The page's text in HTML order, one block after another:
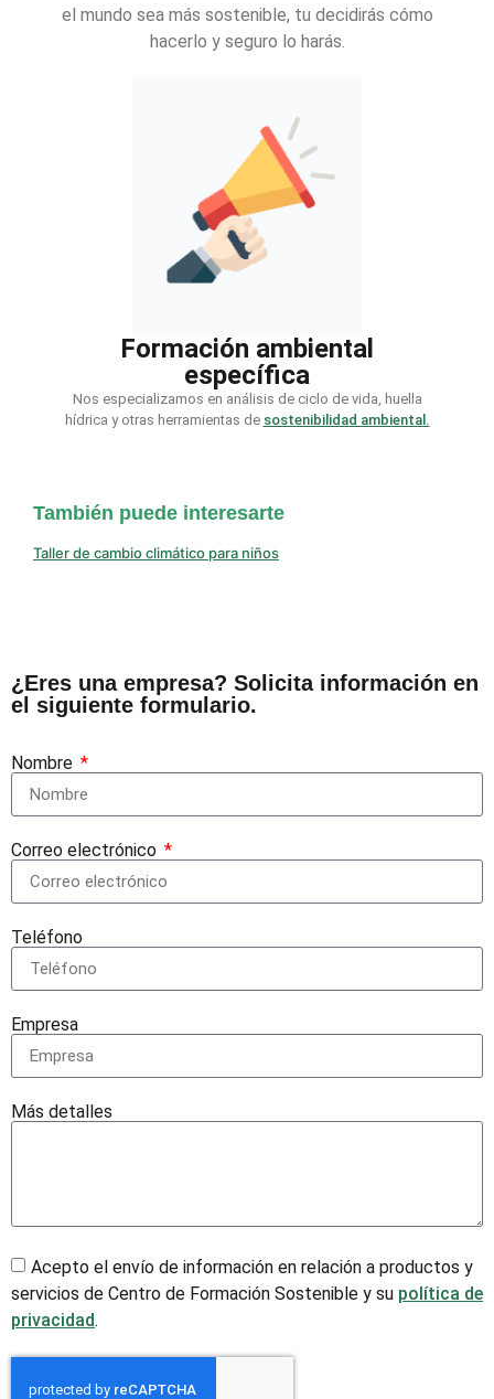
el mundo sea más sostenible, tu decidirás cómo
hacerlo y seguro lo harás.
Formación ambiental
específica
Nos especializamos en análisis de ciclo de vida, huella
hídrica y otras herramientas de sostenibilidad ambiental.
También puede interesarte
Taller de cambio climático para niños
¿Eres una empresa? Solicita información en
el siguiente formulario.
Nombre
Correo electrónico
Teléfono
Empresa
Más detalles
Acepto el envío de información en relación a productos y
servicios de Centro de Formación Sostenible y su política de
privacidad.